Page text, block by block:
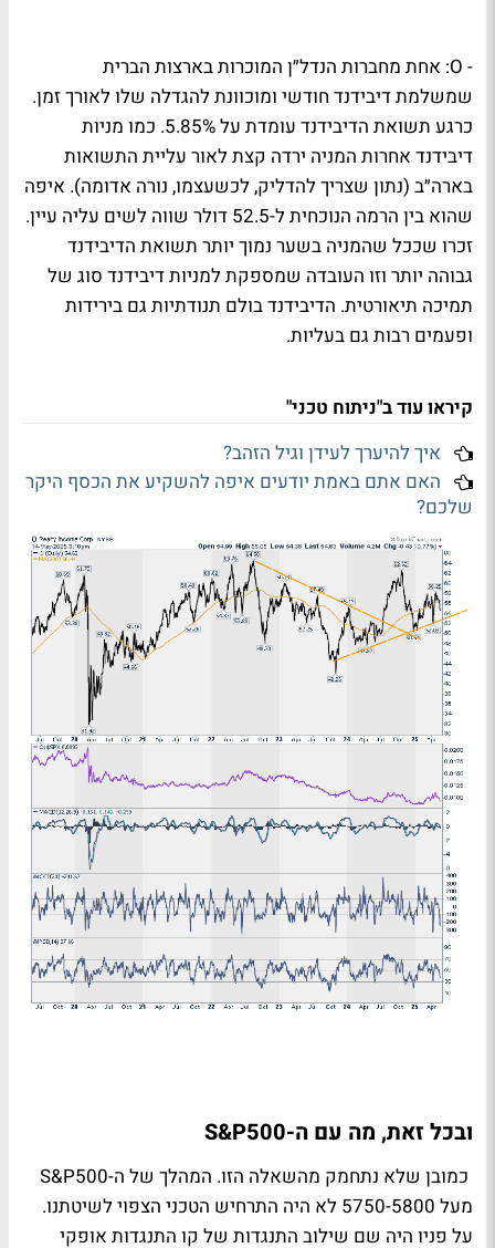
-
O: אחת מחברות הנדל״ן המוכרות בארצות הברית
שמשלמת דיבידנד חודשי ומוכוונת להגדלה שלו לאורך זמן.
כרגע תשואת הדיבידנד עומדת על5.85%. כמו מניות
דיבידנד אחרות המניה ירדה קצת לאור עליית התשואות
בארה״ב (נתון שצריך להדליק, לכשעצמו, נורה אדומה). איפה
שהוא בין הרמה הנוכחית ל-52.5 דולר שווה לשים עליה עיין.
זכרו שככל שהמניה בשער נמוך יותר תשואת הדיבידנד
גבוהה יותר וזו העובדה שמספקת למניות דיבידנד סוג של
תמיכה תיאורטית. הדיבידנד בולם תנודתיות גם בירידות
ופעמים רבות גם בעליות.
קיראו עוד ב"ניתוח טכני"
איך להיערך לעידן וגיל הזהב?
האם אתם באמת יודעים איפה להשקיע את הכסף היקר
שלכם?
ובכל זאת, מה עם ה-S&P500
כמובן שלא נתחמק מהשאלה הזו. המהלך של ה-S&P500
מעל 5750-5800 לא היה התרחיש הטכני הצפוי לשיטתנו.
על פניו היה שם שילוב התנגדות של קו התנגדות אופקי